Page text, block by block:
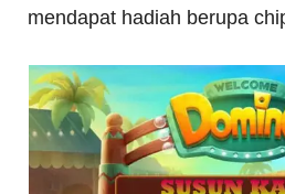
mendapat hadiah berupa